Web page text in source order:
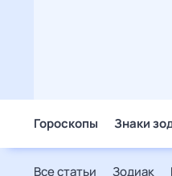
Гороскопы Знаки
Все статьи Зодиак